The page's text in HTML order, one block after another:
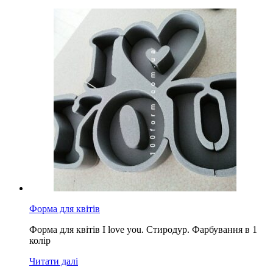
Форма для квітів
Форма для квітів I love you. Стиродур. Фарбування в 1
колір
Читати далі